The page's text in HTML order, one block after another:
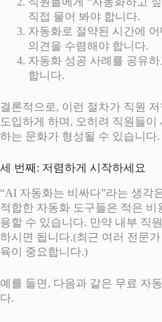
직접 물어 봐야 합니다.
자동화로 절약된 시간에
의견을 수렴해야 합니다.
자동화 성공 사례를 공유
합니다.
결론적으로, 이런 절차가 직원
도입하게 하며, 오히려 직원들
하는 문화가 형성될 수 있습니다.
세 번째: 저렴하게 시작하세요
“AI 자동화는 비싸다”라는 생각
적합한 자동화 도구들은 적은
용할 수 있습니다. 만약 내부 직
하시면 됩니다.(최근 여러 전문
육이 중요합니다.)
예를 들면, 다음과 같은 무료 자
다.